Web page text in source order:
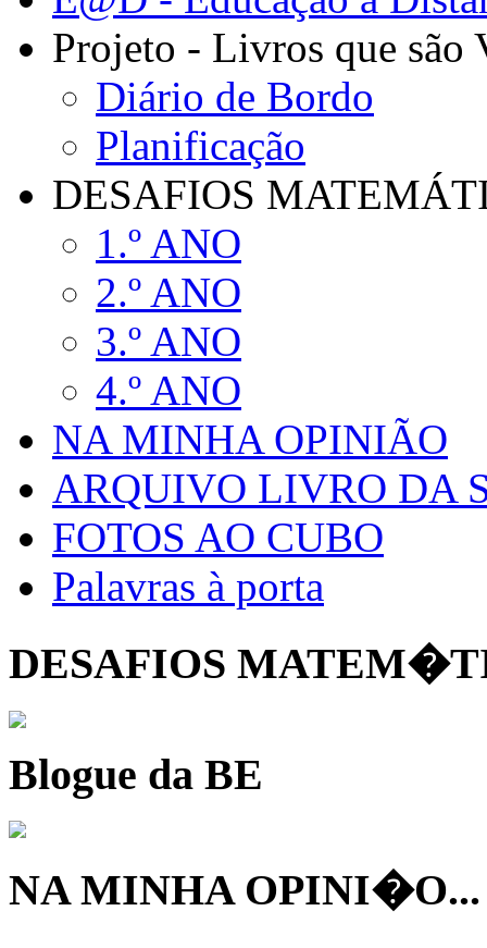
Projeto - Livros que são
Diário de Bordo
Planificação
DESAFIOS
1.º ANO
2.º ANO
3.º ANO
4.º ANO
NA MINHA OPINIÃO
ARQUIVO LIVRO DA
FOTOS AO CUBO
Palavras à porta
DESAFIOS
Blogue da BE
NA MINHA OPINI�O...